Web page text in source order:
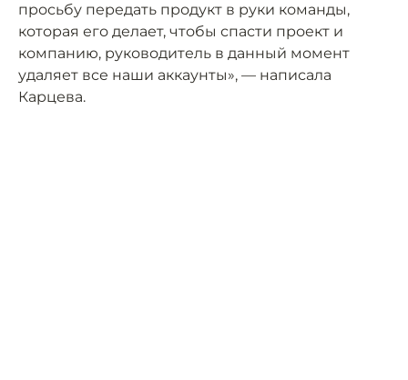
просьбу передать продукт в руки команды,
которая его делает, чтобы спасти проект и
компанию, руководитель в данный момент
удаляет все наши аккаунты», — написала
Карцева.